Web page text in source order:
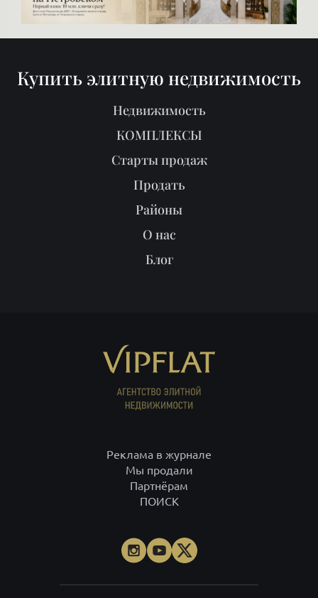
Купить элитную недвижимость
Недвижимость
КОМПЛЕКСЫ
Старты продаж
Продать
Районы
О нас
Блог
Реклама в журнале
Мы продали
Партнёрам
ПОИСК